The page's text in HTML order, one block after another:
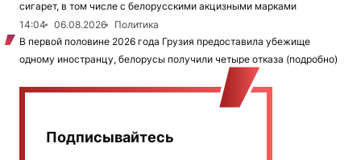
сигарет, в том числе с белорусскими акцизными марками
14:04
06.08.2026
Политика
В первой половине 2026 года Грузия предоставила убежище
одному иностранцу, белорусы получили четыре отказа (подробно)
Подписывайтесь